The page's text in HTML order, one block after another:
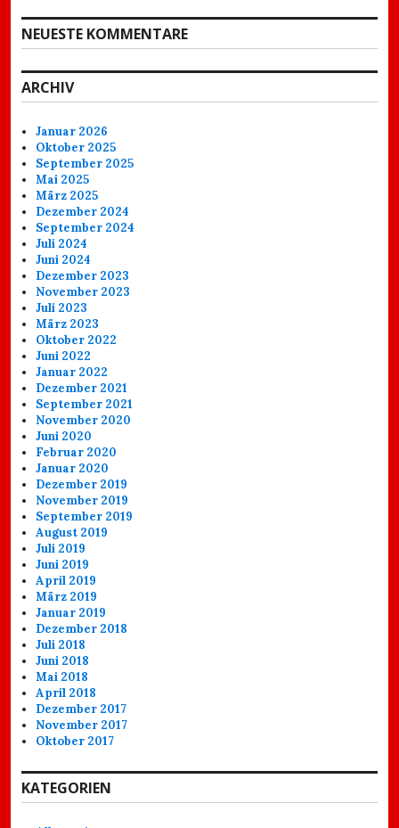
NEUESTE KOMMENTARE
ARCHIV
Januar 2026
Oktober 2025
September 2025
Mai 2025
März 2025
Dezember 2024
September 2024
Juli 2024
Juni 2024
Dezember 2023
November 2023
Juli 2023
März 2023
Oktober 2022
Juni 2022
Januar 2022
Dezember 2021
September 2021
November 2020
Juni 2020
Februar 2020
Januar 2020
Dezember 2019
November 2019
September 2019
August 2019
Juli 2019
Juni 2019
April 2019
März 2019
Januar 2019
Dezember 2018
Juli 2018
Juni 2018
Mai 2018
April 2018
Dezember 2017
November 2017
Oktober 2017
KATEGORIEN